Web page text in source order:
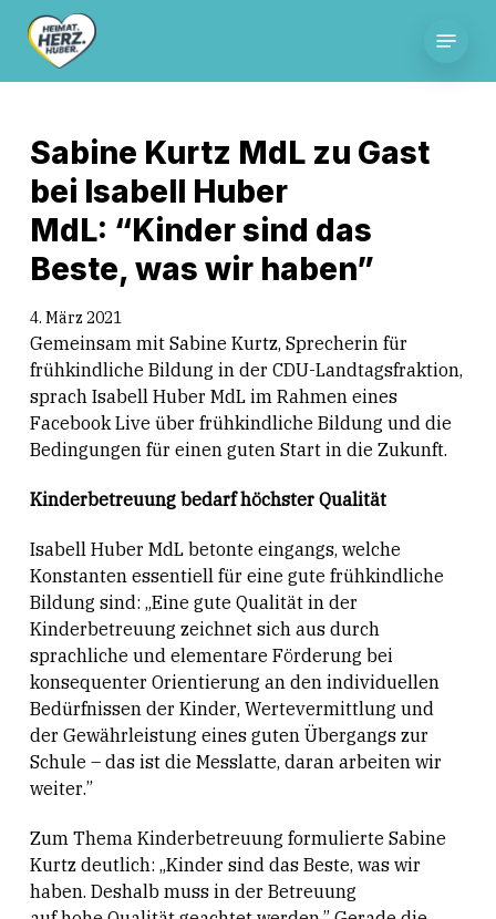
content
Sabine Kurtz MdL zu Gast
bei Isabell Huber
MdL: “Kinder sind das
Beste, was wir haben”
4. März 2021
Gemeinsam mit Sabine Kurtz, Sprecherin für
frühkindliche Bildung in der CDU-Landtagsfraktion,
sprach Isabell Huber MdL im Rahmen eines
Facebook Live über frühkindliche Bildung und die
Bedingungen für einen guten Start in die Zukunft.
Kinderbetreuung bedarf höchster Qualität
Isabell Huber MdL betonte eingangs, welche
Konstanten essentiell für eine gute frühkindliche
Bildung sind: „Eine gute Qualität in der
Kinderbetreuung zeichnet sich aus durch
sprachliche und elementare Förderung bei
konsequenter Orientierung an den individuellen
Bedürfnissen der Kinder, Wertevermittlung und
der Gewährleistung eines guten Übergangs zur
Schule – das ist die Messlatte, daran arbeiten wir
weiter.”
Zum Thema Kinderbetreuung formulierte Sabine
Kurtz deutlich: „Kinder sind das Beste, was wir
haben. Deshalb muss in der Betreuung